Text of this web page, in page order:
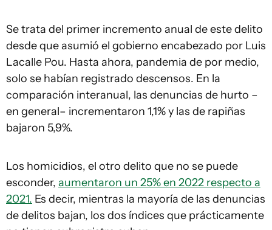
Se trata del primer incremento anual de este delito
desde que asumió el gobierno encabezado por Luis
Lacalle Pou. Hasta ahora, pandemia de por medio,
solo se habían registrado descensos. En la
comparación interanual, las denuncias de hurto –
en general– incrementaron 1,1% y las de rapiñas
bajaron 5,9%.
Los homicidios, el otro delito que no se puede
esconder, aumentaron un 25% en 2022 respecto a
2021. Es decir, mientras la mayoría de las denuncias
de delitos bajan, los dos índices que prácticamente